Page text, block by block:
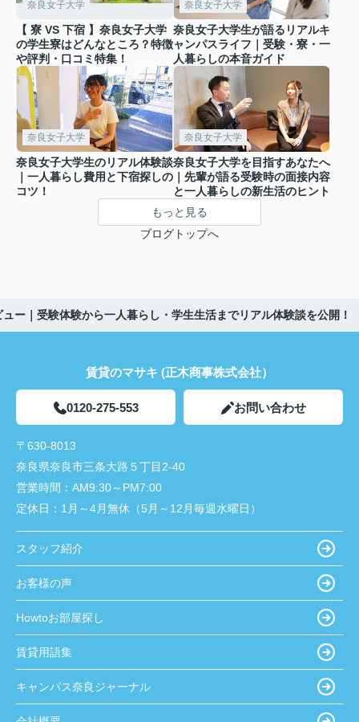
奈良女子大学
【 寮 VS 下宿 】奈良女子大学
の学生寮はどんなところ？特徴
や評判・口コミ特集！
奈良女子大学
奈良女子大学生が語るリアルキ
ャンパスライフ｜受験・寮・一
人暮らしの本音ガイド
奈良女子大学
奈良女子大学生のリアル体験談
｜一人暮らし費用と下宿探しの
コツ！
奈良女子大学
奈良女子大学を目指すあなたへ
｜先輩が語る受験時の面接内容
と一人暮らしの新生活のヒント
もっと見る
ブログトップへ
ー｜受験体験から一人暮らし・学生生活までリアル体験談を公開！
賃貸のマサキ (正木商事株式会社）
0120-275-553 お問い合わせ
〒630-8013
奈良県奈良市三条大路５丁目2-40
営業時間： AM9:30～PM7:00
定休日： 1月～4月無休（5月～12月毎週水曜日）
スタッフ紹介
お客様の声
Howtoお部屋探し
賃貸用語集
キャンパス奈良ジャーナル